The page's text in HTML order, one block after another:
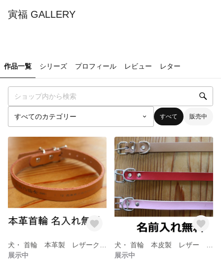
寅福 GALLERY
作品一覧 シリーズ プロフィール レビュー レター
すべて 販売中
展示中
展示中